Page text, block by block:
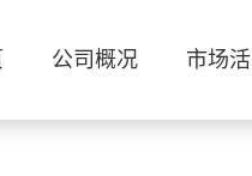
公司概况 市场